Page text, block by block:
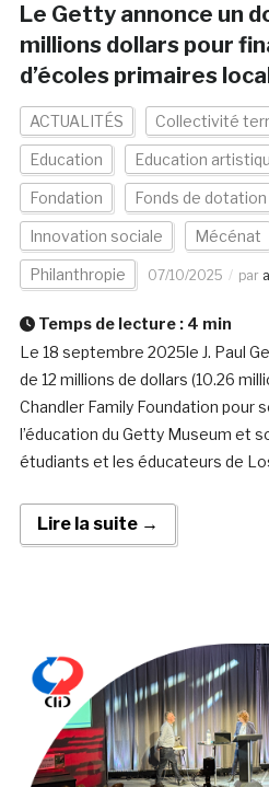
Le Getty annonce un
millions dollars pour
d’écoles primaires
ACTUALITÉS Collectivité
Education Education
Fondation Fonds de dotation
Innovation sociale Mécénat
Philanthropie 07/10/2025 par
Temps de lecture : 4 min
Le 18 septembre 2025le J. Paul
de 12 millions de dollars (10.26
Chandler Family Foundation pour
l’éducation du Getty Museum et
étudiants et les éducateurs de
Lire la suite →